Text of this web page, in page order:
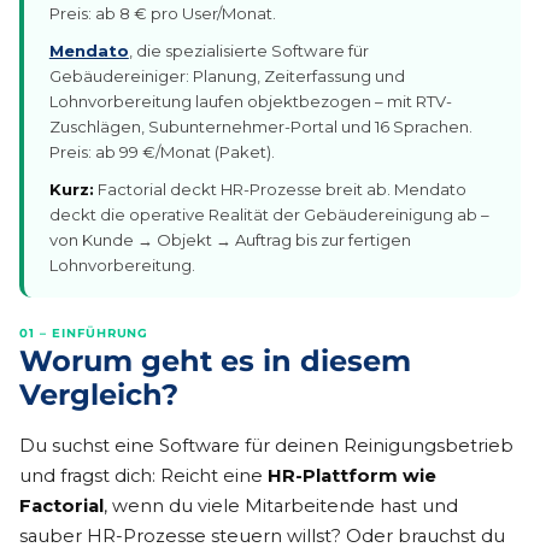
Preis: ab 8 € pro User/Monat.
Mendato , die spezialisierte Software für
Gebäudereiniger: Planung, Zeiterfassung und
Lohnvorbereitung laufen objektbezogen – mit RTV-
Zuschlägen, Subunternehmer-Portal und 16 Sprachen.
Preis: ab 99 €/Monat (Paket).
Kurz: Factorial deckt HR-Prozesse breit ab. Mendato
deckt die operative Realität der Gebäudereinigung ab –
von Kunde → Objekt → Auftrag bis zur fertigen
Lohnvorbereitung.
01 – EINFÜHRUNG
Worum geht es in diesem
Vergleich?
Du suchst eine Software für deinen Reinigungsbetrieb
und fragst dich: Reicht eine HR-Plattform wie
Factorial, wenn du viele Mitarbeitende hast und
sauber HR-Prozesse steuern willst? Oder brauchst du